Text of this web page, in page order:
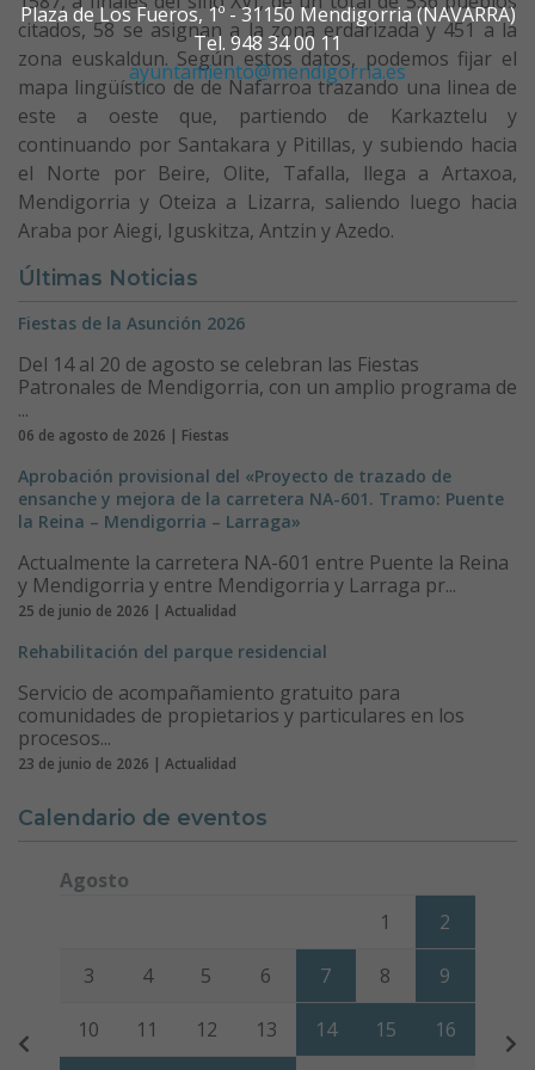
Plaza de Los Fueros, 1º - 31150 Mendigorria (NAVARRA)
Tel. 948 34 00 11
ayuntamiento@mendigorria.es
citados, 58 se asignan a la zona erdarizada y 451 a la
zona euskaldun. Según estos datos, podemos fijar el
mapa lingüístico de de Nafarroa trazando una linea de
este a oeste que, partiendo de Karkaztelu y
continuando por Santakara y Pitillas, y subiendo hacia
el Norte por Beire, Olite, Tafalla, llega a Artaxoa,
Mendigorria y Oteiza a Lizarra, saliendo luego hacia
Araba por Aiegi, Iguskitza, Antzin y Azedo.
Últimas Noticias
Fiestas de la Asunción 2026
Del 14 al 20 de agosto se celebran las Fiestas
Patronales de Mendigorria, con un amplio programa de
...
06 de agosto de 2026 | Fiestas
Aprobación provisional del «Proyecto de trazado de
ensanche y mejora de la carretera NA-601. Tramo: Puente
la Reina – Mendigorria – Larraga»
Actualmente la carretera NA-601 entre Puente la Reina
y Mendigorria y entre Mendigorria y Larraga pr...
25 de junio de 2026 | Actualidad
Rehabilitación del parque residencial
Servicio de acompañamiento gratuito para
comunidades de propietarios y particulares en los
procesos...
23 de junio de 2026 | Actualidad
Calendario de eventos
Agosto
Viernes Sábado
1 2
3 4 5 6 7 8 9
10 11 12 13 14 15 16